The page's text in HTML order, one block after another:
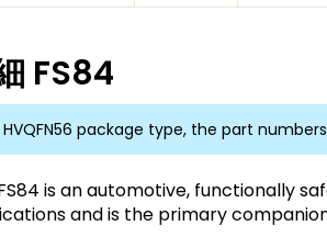
FS84
HVQFN56 package type, the part
is an automotive, functionally
and is the primary